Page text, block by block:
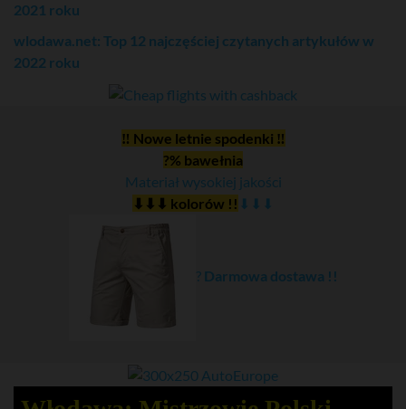
2021 roku
wlodawa.net: Top 12 najczęściej czytanych artykułów w
2022 roku
‼ Nowe letnie spodenki ‼
?% bawełnia
Materiał wysokiej jakości
⬇⬇⬇ kolorów !! ⬇⬇⬇
? Darmowa dostawa !!